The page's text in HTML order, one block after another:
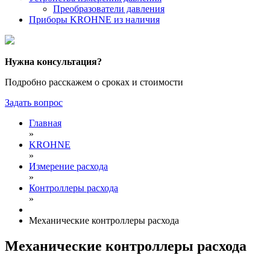
Преобразователи давления
Приборы KROHNE из наличия
Нужна консультация?
Подробно расскажем о сроках и стоимости
Задать вопрос
Главная
»
KROHNE
»
Измерение расхода
»
Контроллеры расхода
»
Механические контроллеры расхода
Механические контроллеры расхода